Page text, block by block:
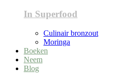
In Superfood
Culinair bronzout
Moringa
Boeken
Neem
Blog